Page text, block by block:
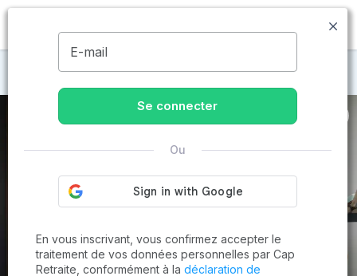
MENU
Maisons de retraite à Boissy-Saint-Léger
E-mail
Se connecter
Ou
En vous inscrivant, vous confirmez accepter le
traitement de vos données personnelles par Cap
Retraite, conformément à la déclaration de